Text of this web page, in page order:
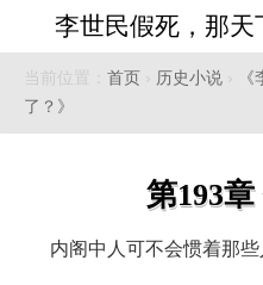
李世民假死，那天
当前位置： 首页 › 历史小说 ›
了？》
第193
内阁中人可不会惯着那些